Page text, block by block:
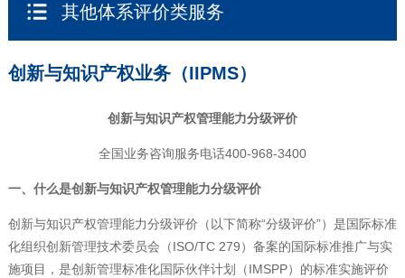
其他体系评价类服务
创新与知识产权业务（IIPMS）
创新与知识产权管理能力分级评价
全国业务咨询服务电话400-968-3400
一、 什么是创新与知识产权管理能力分级评价
创新与知识产权管理能力分级评价（以下简称“分级评价”）是国际标准
化组织创新管理技术委员会（ISO/TC 279）备案的国际标准推广与实
施项目，是创新管理标准化国际伙伴计划（IMSPP）的标准实施评价